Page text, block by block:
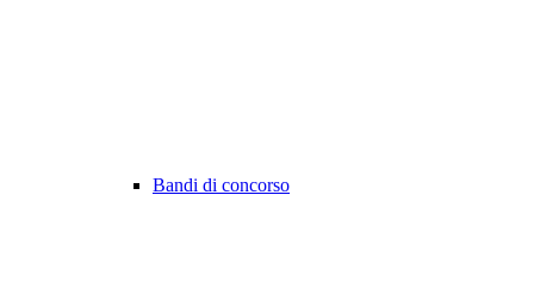
Bandi di concorso